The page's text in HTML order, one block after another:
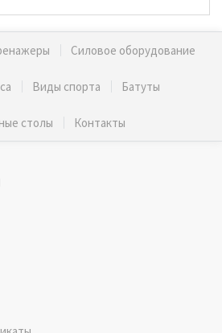
Силовое оборудование
Виды спорта Батуты
столы Контакты